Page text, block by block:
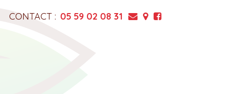
CONTACT : 05 59 02 08 31